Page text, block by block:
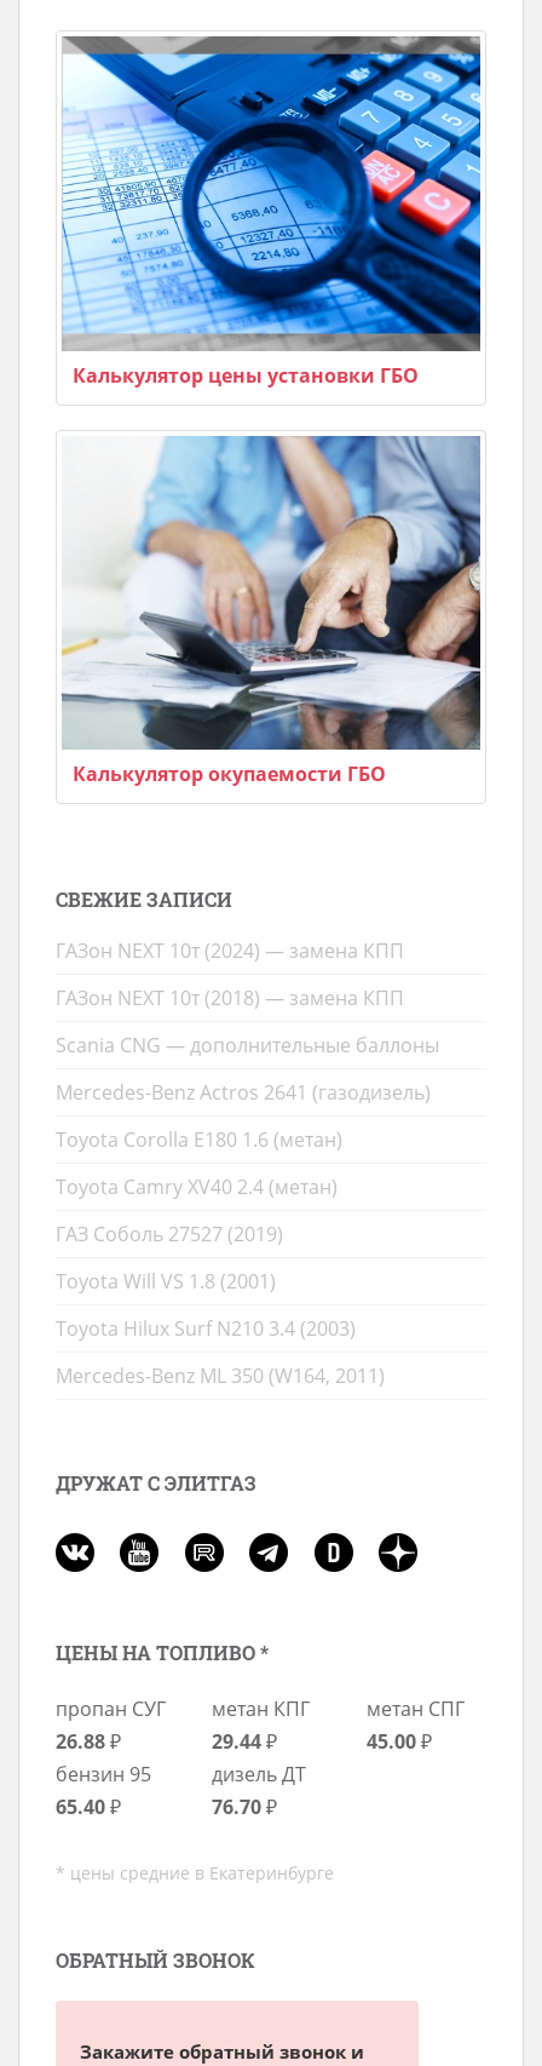
Калькулятор цены установки ГБО
Калькулятор окупаемости ГБО
СВЕЖИЕ ЗАПИСИ
ГАЗон NEXT 10т (2024) — замена КПП
ГАЗон NEXT 10т (2018) — замена КПП
Scania CNG — дополнительные баллоны
Mercedes-Benz Actros 2641 (газодизель)
Toyota Corolla E180 1.6 (метан)
Toyota Camry XV40 2.4 (метан)
ГАЗ Соболь 27527 (2019)
Toyota Will VS 1.8 (2001)
Toyota Hilux Surf N210 3.4 (2003)
Mercedes-Benz ML 350 (W164, 2011)
ДРУЖАТ С ЭЛИТГАЗ
ЦЕНЫ НА ТОПЛИВО *
пропан СУГ
26.88₽
метан КПГ
29.44₽
метан СПГ
45.00₽
бензин 95
65.40₽
дизель ДТ
76.70₽
* цены средние в Екатеринбурге
ОБРАТНЫЙ ЗВОНОК
Закажите обратный звонок и